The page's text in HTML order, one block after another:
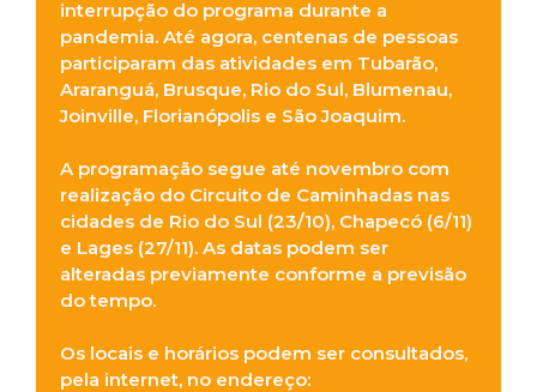
interrupção do programa durante a
pandemia. Até agora, centenas de pessoas
participaram das atividades em Tubarão,
Araranguá, Brusque, Rio do Sul, Blumenau,
Joinville, Florianópolis e São Joaquim.
A programação segue até novembro com
realização do Circuito de Caminhadas nas
cidades de Rio do Sul (23/10), Chapecó (6/11)
e Lages (27/11). As datas podem ser
alteradas previamente conforme a previsão
do tempo.
Os locais e horários podem ser consultados,
pela internet, no endereço: